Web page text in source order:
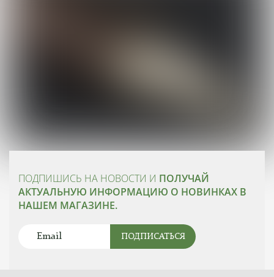
ПОДПИШИСЬ НА НОВОСТИ И ПОЛУЧАЙ
АКТУАЛЬНУЮ ИНФОРМАЦИЮ О НОВИНКАХ В
НАШЕМ МАГАЗИНЕ.
ПОДПИСАТЬСЯ